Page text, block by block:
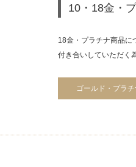
10・18金・
18金・プラチナ商品に
付き合いしていただく
ゴールド・プラ